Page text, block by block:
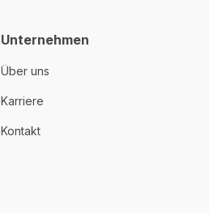
Unternehmen
Über uns
Karriere
Kontakt